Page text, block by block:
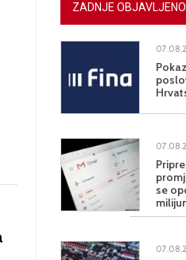
ZADNJE OBJAVLJENO
se